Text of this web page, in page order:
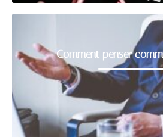
Comment penser